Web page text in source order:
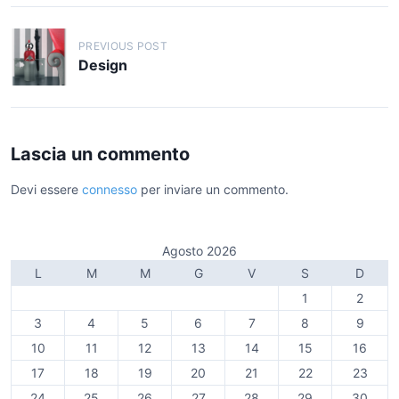
N
a
v
g
z
o
n
e
a
r
t
PREVIOUS POST
Design
Lascia un commento
Devi essere connesso per inviare un commento.
Agosto 2026
L
M M G V S
D
1
2
3
4 5 6 7 8
9
10
11 12 13 14 15
16
17
18 19 20 21 22
23